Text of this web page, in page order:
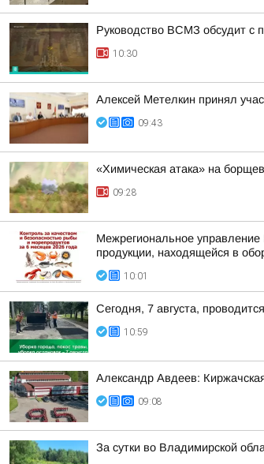
Руководство ВСМЗ обсудит с
10:30
Алексей Метелкин принял
09:43
«Химическая атака» на
09:28
Межрегиональное управление
продукции, находящейся в
10:01
Сегодня, 7 августа,
10:59
Александр Авдеев:
09:08
За сутки во Владимирской